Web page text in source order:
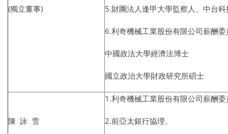
(獨立董事) 5.財團法人逢甲大學監察人、中台
6.利奇機械工業股份有限公司薪酬委
中國政法大學經濟法博士
國立政治大學財政研究所碩士
陳 詠 雪
1.利奇機械工業股份有限公司薪酬委
2.前亞太銀行協理、